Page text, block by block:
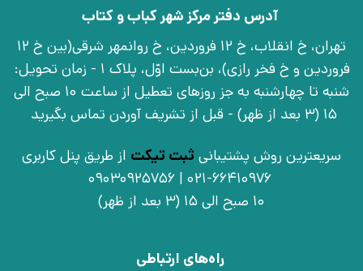
آدرس دفتر مرکز شهر کباب و کتاب
تهران، خ انقلاب، خ 12 فروردین، خ روانمهر شرقی(بین خ 12
فروردین و خ فخر رازی)، بن‌بست اوّل، پلاک 1 - زمان تحویل:
شنبه تا چهارشنبه به جز روزهای تعطیل از ساعت 10 صبح الی
15 (3 بعد از ظهر) - قبل از تشریف آوردن تماس بگیرید
سریعترین روش پشتیبانی ثبت تیکت از طریق پنل کاربری
021-66410976 | 09030925756
10 صبح الی 15 (3 بعد از ظهر)
راه‌های ارتباطی